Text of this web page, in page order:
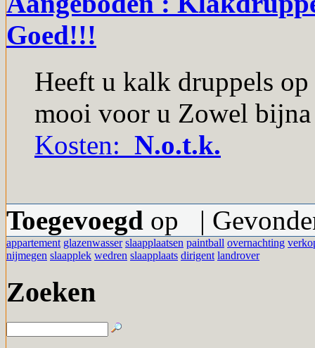
Goed!!!
Heeft u kalk druppels
mooi voor u Zowel
Kosten: N.o.t.k.
Toegevoegd op |
appartement glazenwasser slaapplaatsen paintball overnachting
nijmegen slaapplek wedren slaapplaats dirigent landrover
Zoeken